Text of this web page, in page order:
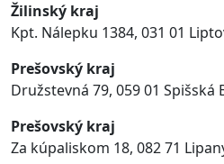
Žilinský kraj
Kpt. Nálepku 1384, 031 01
Prešovský kraj
Družstevná 79, 059 01 Spišská
Prešovský kraj
Za kúpaliskom 18, 082 71